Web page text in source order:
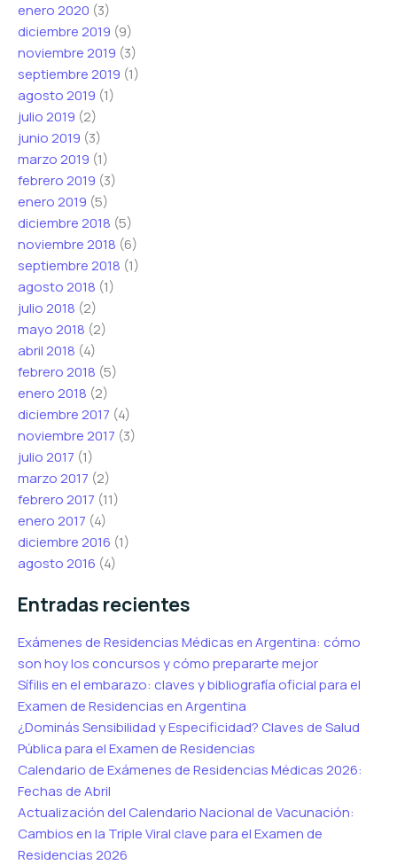
enero 2020 (3)
diciembre 2019 (9)
noviembre 2019 (3)
septiembre 2019 (1)
agosto 2019 (1)
julio 2019 (2)
junio 2019 (3)
marzo 2019 (1)
febrero 2019 (3)
enero 2019 (5)
diciembre 2018 (5)
noviembre 2018 (6)
septiembre 2018 (1)
agosto 2018 (1)
julio 2018 (2)
mayo 2018 (2)
abril 2018 (4)
febrero 2018 (5)
enero 2018 (2)
diciembre 2017 (4)
noviembre 2017 (3)
julio 2017 (1)
marzo 2017 (2)
febrero 2017 (11)
enero 2017 (4)
diciembre 2016 (1)
agosto 2016 (4)
Entradas recientes
Exámenes de Residencias Médicas en Argentina: cómo
son hoy los concursos y cómo prepararte mejor
Sífilis en el embarazo: claves y bibliografía oficial para el
Examen de Residencias en Argentina
¿Dominás Sensibilidad y Especificidad? Claves de Salud
Pública para el Examen de Residencias
Calendario de Exámenes de Residencias Médicas 2026:
Fechas de Abril
Actualización del Calendario Nacional de Vacunación:
Cambios en la Triple Viral clave para el Examen de
Residencias 2026